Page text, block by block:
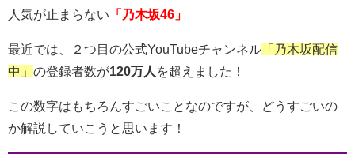
人気が止まらない 「乃木坂46」
最近では、２つ目の公式YouTubeチャンネル 「乃木坂配信
中」 の登録者数が120万人 を超えました！
この数字はもちろんすごいことなのですが、どうすごいの
か解説していこうと思います！